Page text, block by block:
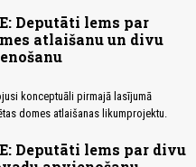
Deputāti lems par
atlaišanu un divu
konceptuāli pirmajā lasījumā
domes atlaišanas likumprojektu.
Deputāti lems par divu